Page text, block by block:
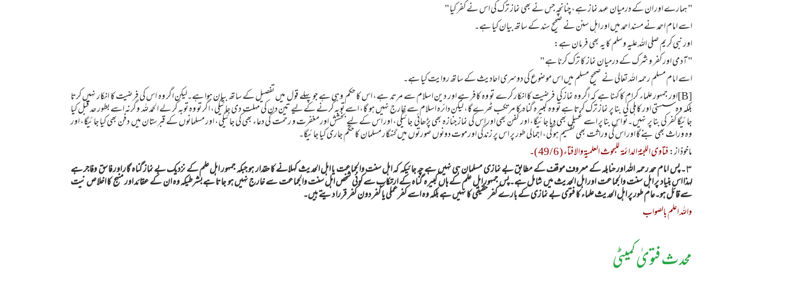
" ہمارے اور ان كے درميان عہد نماز ہے، چنانچہ جس نے بھى نماز ترك كى اس نے كفر كيا "
اسے امام احمد نے مسند احمد ميں اور اہل سنن نے صحيح سند كے ساتھ بيان كيا ہے۔
اور نبى كريم صلى اللہ عليہ وسلم كا يہ بھى فرمان ہے:
" آدمى اور كفر و شرك كے درميان نماز كا ترك كرنا ہے "
اسے امام مسلم رحمہ اللہ تعالى نے صحيح مسلم ميں اس موضوع كى دوسرى احاديث كے ساتھ روايت كيا ہے۔
[B]اور جمہور علماء كرام كا كہنا ہے كہ اگر وہ نماز كى فرضيت كا انكار كرے تو وہ كافر ہے اور دين اسلام سے مرتد ہے، اس كا حكم وہى ہے جو پہلے قول ميں تفصيل كے ساتھ بيان ہوا ہے۔ليكن اگر وہ اس كى فرضيت كا انكار نہيں كرتا
بلكہ وہ سستى اور كاہلى كى بنا پر نماز ترك كرتا ہے تو وہ كبيرہ گناہ كا مرتكب ٹھرے گا، ليكن دائرہ اسلام سے خارج نہيں ہو گا، اسے توبہ كرنے كے ليے تين دن كى مہلت دى جائيگى، اگر تو وہ توبہ كر لے الحمد للہ وگرنہ اسے بطور حد قبل كيا
جائيگا كفر كى بنا پر نہيں۔تو اس بنا پر اسے غسل بھى ديا جائيگا، اور كفن بھى اور اس كى نماز جنازہ بھى پڑھائى جائيگى، اور اس كے ليے بخشش اور مغفرت و رحمت كى دعاء بھى كى جائيگى، اور مسلمانوں كے قبرستان ميں دفن بھى كيا جائيگا، اور
وہ وراث بھى بنے گا اور اس كى وراثت بھى تقسيم ہو گى، اجمالى طور پر اس پر زندگى اور موت دونوں صورتوں ميں گنہگار مسلمان كا حكم جارى كيا جائيگا۔
ماخوذ از:فتاوى اللجنة الدائمة للبحوث العلميةوالافتاء ( 6 / 49 )۔
٣۔ پس امام حمد رحمہ اللہ اور حنابلہ کے معروف موقف کے مطابق بے نمازی مسلمان ہی نہیں ہے چہ جائیکہ کہ اہل سنت والجماعت یا اہل الحدیث کہلانے کا حقدار ہو جبکہ جمہور اہل علم کے نزدیک بے نماز گناہ گار اور فاسق وفاجر ہے
لہذا اس بنیاد پر اہل سنت والجماعت اور اہل الحدیث میں شامل ہے۔پس جمہور اہل علم کے ہاں کبیرہ گناہ کے ارتکاب سے کوئی شخص اہل سنت والجماعت سے خارج نہیں ہو جاتا ہےبشرطیکہ وہ ان کے عقائد اور منہج کا اخلاص نیت
سے قائل ہو۔عام طور پر اہل الحدیث علماء کا فتوی بے نمازی کے بارے کفر حقیقی کا نہیں ہے بلکہ وہ اسے کفرعملی یا کفر دون کفر قررا دیتے ہیں۔
واللہ اعلم بالصواب
محدث فتویٰ کمیٹی